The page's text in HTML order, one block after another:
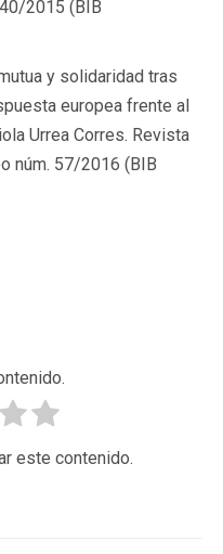
2015 (BIB
y solidaridad tras
europea frente al
Urrea Corres. Revista
núm. 57/2016 (BIB
este contenido.